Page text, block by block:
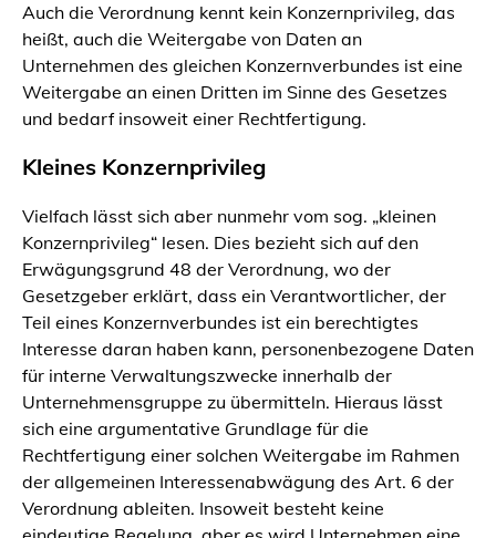
Auch die Verordnung kennt kein Konzernprivileg, das
heißt, auch die Weitergabe von Daten an
Unternehmen des gleichen Konzernverbundes ist eine
Weitergabe an einen Dritten im Sinne des Gesetzes
und bedarf insoweit einer Rechtfertigung.
Kleines Konzernprivileg
Vielfach lässt sich aber nunmehr vom sog. „kleinen
Konzernprivileg“ lesen. Dies bezieht sich auf den
Erwägungsgrund 48 der Verordnung, wo der
Gesetzgeber erklärt, dass ein Verantwortlicher, der
Teil eines Konzernverbundes ist ein berechtigtes
Interesse daran haben kann, personenbezogene Daten
für interne Verwaltungszwecke innerhalb der
Unternehmensgruppe zu übermitteln. Hieraus lässt
sich eine argumentative Grundlage für die
Rechtfertigung einer solchen Weitergabe im Rahmen
der allgemeinen Interessenabwägung des Art. 6 der
Verordnung ableiten. Insoweit besteht keine